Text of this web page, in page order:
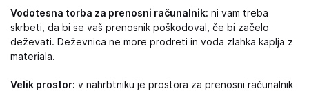
Vodotesna torba za prenosni računalnik: ni vam treba
skrbeti, da bi se vaš prenosnik poškodoval, če bi začelo
deževati. Deževnica ne more prodreti in voda zlahka kaplja z
materiala.
Velik prostor: v nahrbtniku je prostora za prenosni računalnik